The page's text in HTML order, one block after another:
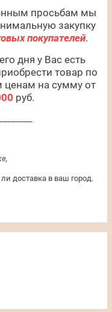
просьбам мы
закупку
покупателей.
дня у Вас есть
товар по
на сумму от
руб.
доставка в ваш город.